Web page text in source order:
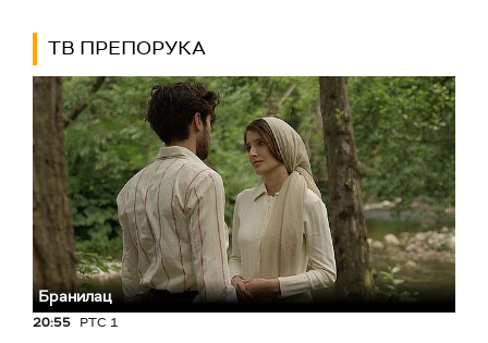
ТВ ПРЕПОРУКА
Бранилац
20:55 РТС 1